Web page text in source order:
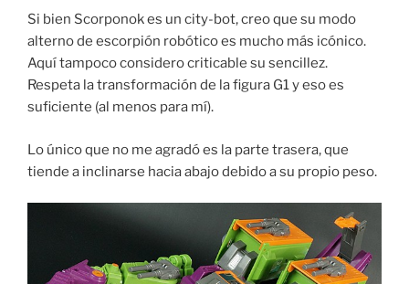
Si bien Scorponok es un city-bot, creo que su modo
alterno de escorpión robótico es mucho más icónico.
Aquí tampoco considero criticable su sencillez.
Respeta la transformación de la figura G1 y eso es
suficiente (al menos para mí).
Lo único que no me agradó es la parte trasera, que
tiende a inclinarse hacia abajo debido a su propio peso.